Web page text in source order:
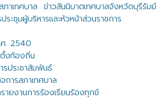
ภาเทศบาล ข่าวสันนิบาตเทศบาลจังหวัดบุรีรัมย์
ระชุมผู้บริหารและหัวหน้าส่วนราชการ
ศ. 2540
งท้องถิ่น
รประชาสัมพันธ์
การสภาเทศบาล
ายงานการร้องเรียนร้องทุกข์